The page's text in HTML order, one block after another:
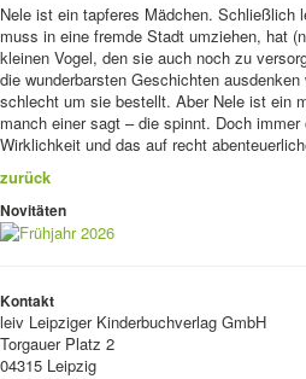
Nele ist ein tapferes Mädchen. Schließlich
muss in eine fremde Stadt umziehen, hat
kleinen Vogel, den sie auch noch zu
die wunderbarsten Geschichten
schlecht um sie bestellt. Aber Nele ist ein
manch einer sagt – die spinnt. Doch immer
Wirklichkeit und das auf recht
zurück
Novitäten
Kontakt
leiv Leipziger Kinderbuchverlag GmbH
Torgauer Platz 2
04315 Leipzig